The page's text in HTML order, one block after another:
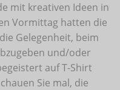
mit kreativen Ideen in
Vormittag hatten die
Gelegenheit, beim
und/oder
auf T-Shirt
Sie mal, die